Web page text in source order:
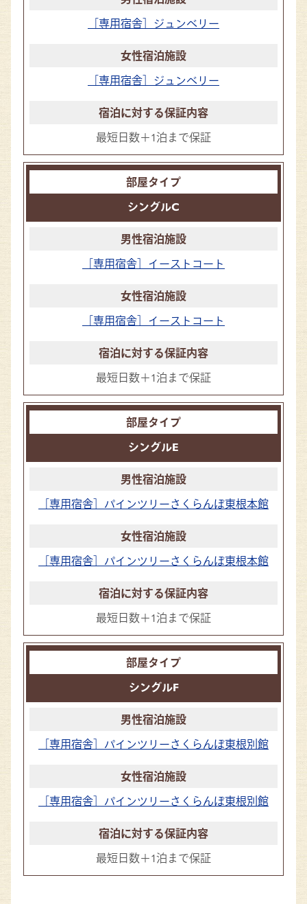
［専用宿舎］ジュンベリー
［専用宿舎］ジュンベリー
最短日数＋1泊まで保証
シングルC
［専用宿舎］イーストコート
［専用宿舎］イーストコート
最短日数＋1泊まで保証
シングルE
［専用宿舎］パインツリーさくらんぼ東根本館
［専用宿舎］パインツリーさくらんぼ東根本館
最短日数＋1泊まで保証
シングルF
［専用宿舎］パインツリーさくらんぼ東根別館
［専用宿舎］パインツリーさくらんぼ東根別館
最短日数＋1泊まで保証